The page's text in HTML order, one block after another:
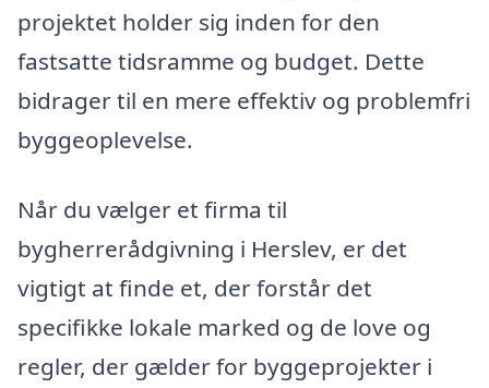
projektet holder sig inden for den
fastsatte tidsramme og budget. Dette
bidrager til en mere effektiv og problemfri
byggeoplevelse.
Når du vælger et firma til
bygherrerådgivning i Herslev, er det
vigtigt at finde et, der forstår det
specifikke lokale marked og de love og
regler, der gælder for byggeprojekter i